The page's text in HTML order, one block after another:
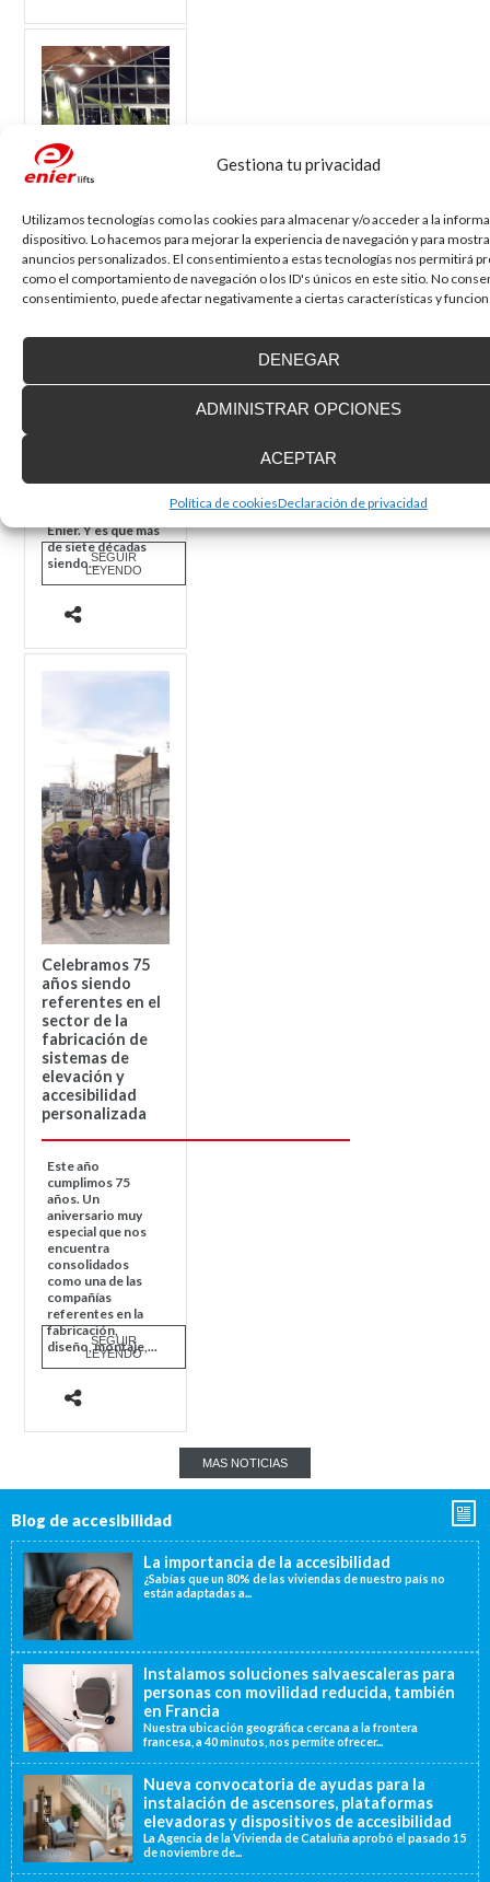
Gestiona tu privacidad
Utilizamos tecnologías como las cookies para almacenar y/o acceder a la
dispositivo. Lo hacemos para mejorar la experiencia de navegación y para
anuncios personalizados. El consentimiento a estas tecnologías nos permitirá
como el comportamiento de navegación o los ID's únicos en este sitio. No
consentimiento, puede afectar negativamente a ciertas características y
ACEPTAR
DENEGAR
ADMINISTRAR OPCIONES
Política de cookiesDeclaración de privacidad
Ya hemos
2026, celebramos
Enier. Y es que más
de siete décadas
siendo...SEGUIR
LEYENDO
Celebramos 75
años siendo
referentes en el
sector de la
fabricación de
sistemas de
elevación y
accesibilidad
personalizada
Este año
cumplimos 75
años. Un
aniversario muy
especial que nos
encuentra
consolidados
como una de las
compañías
referentes en la
fabricación,
diseño, montaje,...
SEGUIR
LEYENDO
MAS NOTICIAS
Blog de accesibilidad
La importancia de la accesibilidad
¿Sabías que un 80% de las viviendas de nuestro país no
están adaptadas a...
Instalamos soluciones salvaescaleras para
personas con movilidad reducida, también
en Francia
Nuestra ubicación geográfica cercana a la frontera
francesa, a 40 minutos, nos permite ofrecer...
Nueva convocatoria de ayudas para la
instalación de ascensores, plataformas
elevadoras y dispositivos de accesibilidad
La Agencia de la Vivienda de Cataluña aprobó el pasado 15
de noviembre de...